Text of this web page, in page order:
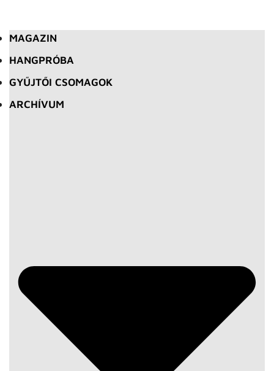
MAGAZIN
HANGPRÓBA
GYŰJTŐI CSOMAGOK
ARCHÍVUM